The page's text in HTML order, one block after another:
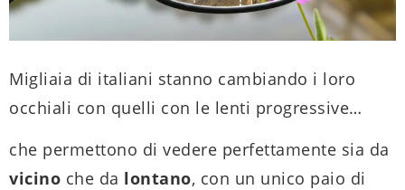
Migliaia di italiani stanno cambiando i loro
occhiali con quelli con le lenti progressive…
che permettono di vedere perfettamente sia da
vicino che da lontano, con un unico paio di